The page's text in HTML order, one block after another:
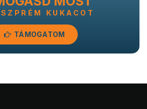
KUKACOT
TÁMOGATOM